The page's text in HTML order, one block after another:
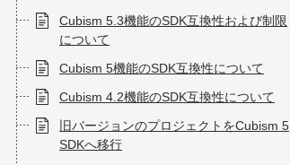
Cubism 5.3機能のSDK互換性および制限
について
Cubism 5機能のSDK互換性について
Cubism 4.2機能のSDK互換性について
旧バージョンのプロジェクトをCubism 5
SDKへ移行